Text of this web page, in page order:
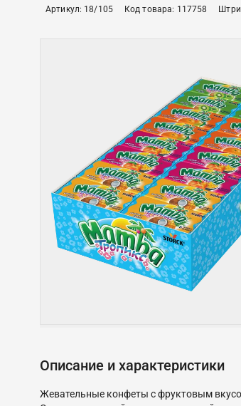
Артикул: 18/105 Код товара: 117758
Описание и характеристики
Жевательные конфеты с фруктовым